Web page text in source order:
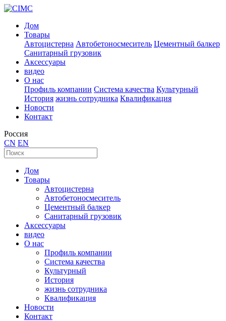
Дом
Товары
Автоцистерна Автобетоносмеситель Цементный балкер
Санитарный грузовик
Аксессуары
видео
О нас
Профиль компании Система качества Культурный
История жизнь сотрудника Квалификация
Новости
Контакт
Россия
CN EN
Дом
Товары
Автоцистерна
Автобетоносмеситель
Цементный балкер
Санитарный грузовик
Аксессуары
видео
О нас
Профиль компании
Система качества
Культурный
История
жизнь сотрудника
Квалификация
Новости
Контакт